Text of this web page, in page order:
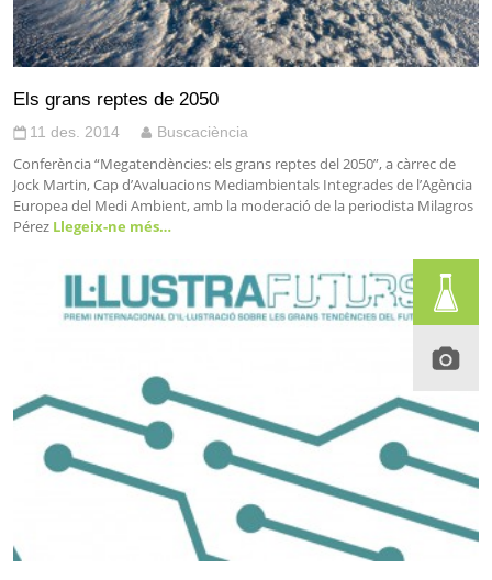
Els grans reptes de 2050
11 des. 2014 Buscaciència
Conferència “Megatendències: els grans reptes del 2050”, a càrrec de
Jock Martin, Cap d’Avaluacions Mediambientals Integrades de l’Agència
Europea del Medi Ambient, amb la moderació de la periodista Milagros
Pérez Llegeix-ne més…